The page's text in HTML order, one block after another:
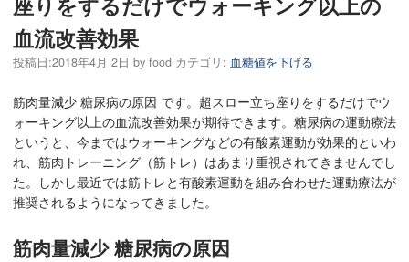
血流改善効果
投稿日:2018年4月 2日 by food カテゴリ: 血糖値を下げる
筋肉量減少 糖尿病の原因 です。超スロー立ち座りをするだけでウ
ォーキング以上の血流改善効果が期待できます。糖尿病の運動療法
というと、今まではウォーキングなどの有酸素運動が効果的といわ
れ、筋肉トレーニング（筋トレ）はあまり重視されてきませんでし
た。しかし最近では筋トレと有酸素運動を組み合わせた運動療法が
推奨されるようになってきました。
筋肉量減少 糖尿病の原因